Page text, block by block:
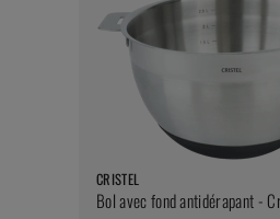
CRISTEL
Bol avec fond antidérapant -